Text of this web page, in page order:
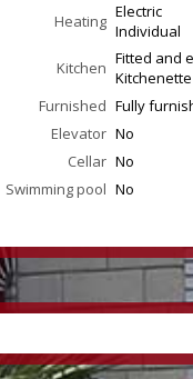
Heating Electric
Individual
Kitchen Fitted and
Kitchenette
Furnished Fully
Elevator No
Cellar No
Swimming pool No